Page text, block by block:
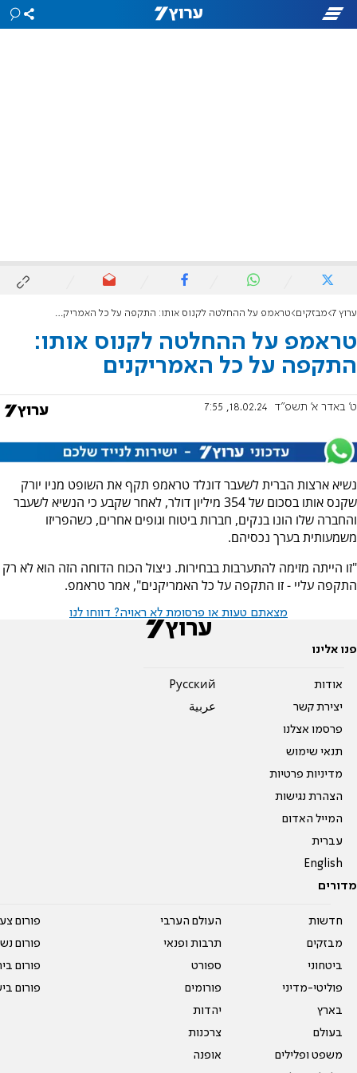
ערוץ 7 מבזקים טראמפ על ההחלטה לקנוס אותו: התקפה על כל האמריקנים
טראמפ על ההחלטה לקנוס אותו:
התקפה על כל האמריקנים
ט' באדר א׳ תשפ"ד 18.02.24, 7:55
נשיא ארצות הברית לשעבר דונלד טראמפ תקף את השופט מניו יורק
שקנס אותו בסכום של 354 מיליון דולר, לאחר שקבע כי הנשיא לשעבר
והחברה שלו הונו בנקים, חברות ביטוח וגופים אחרים, כשהפריזו
משמעותית בערך נכסיהם.
"זו הייתה מזימה להתערבות בבחירות. ניצול הכוח הדוחה הזה הוא לא רק
התקפה עליי - זו התקפה על כל האמריקנים", אמר טראמפ.
מצאתם טעות או פרסומת לא ראויה? דווחו לנו
פנו אלינו
אודות
יצירת קשר
פרסמו אצלנו
תנאי שימוש
מדיניות פרטיות
הצהרת נגישות
המייל האדום
עברית
English
Pусский
عربية
מדורים
חדשות
מבזקים
ביטחוני
פוליטי-מדיני
בארץ
בעולם
משפט ופלילים
העולם הערבי
תרבות ופנאי
ספורט
פורומים
יהדות
צרכנות
אופנה
פורום
פורום
פורום
פורום